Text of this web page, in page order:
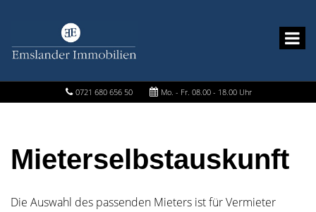
0721 680 656 50 Mo. - Fr. 08.00 - 18.00 Uhr
Mieterselbstauskunft
Die Auswahl des passenden Mieters ist für Vermieter